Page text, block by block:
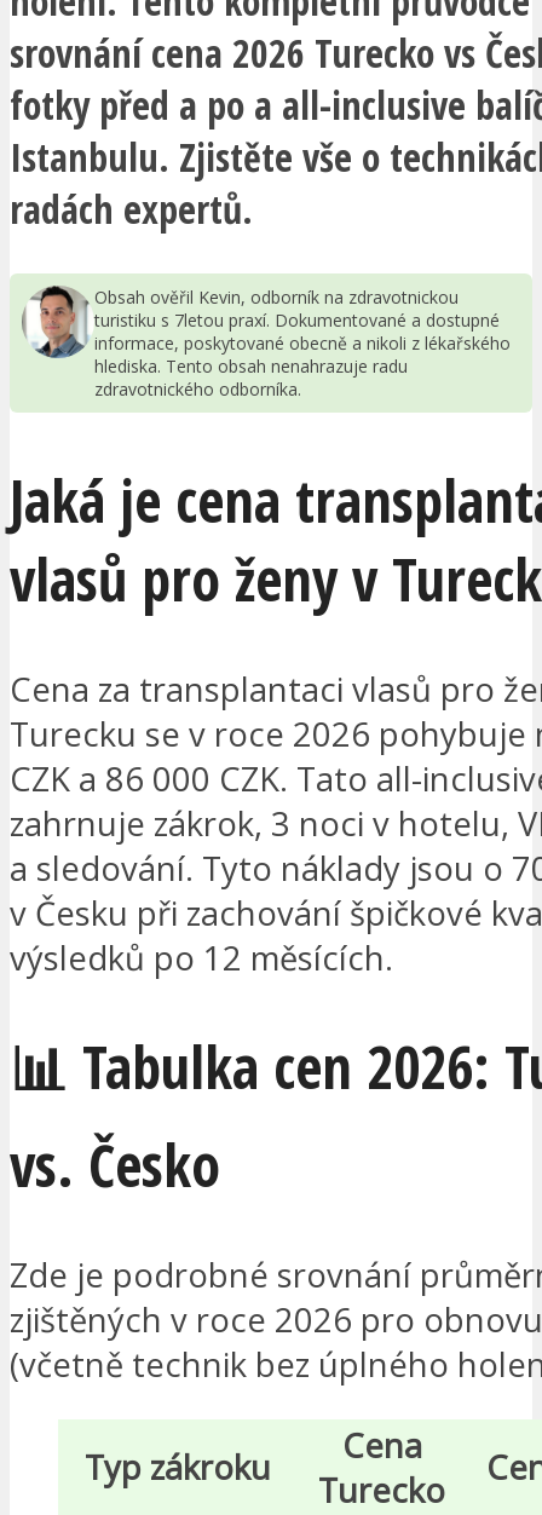
srovnání cena 2026 Turecko vs
fotky před a po a all-inclusive
Istanbulu. Zjistěte vše o
radách expertů.
Obsah ověřil Kevin, odborník na zdravotnickou
turistiku s 7letou praxí. Dokumentované a dostupné
informace, poskytované obecně a nikoli z lékařského
hlediska. Tento obsah nenahrazuje radu
zdravotnického odborníka.
Jaká je cena
vlasů pro ženy v
Cena za transplantaci vlasů pro
Turecku se v roce 2026 pohybuje
CZK a 86 000 CZK. Tato all-
zahrnuje zákrok, 3 noci v hotelu,
a sledování. Tyto náklady jsou o
v Česku při zachování špičkové
výsledků po 12 měsících.
📊 Tabulka cen 2026:
vs. Česko
Zde je podrobné srovnání
zjištěných v roce 2026 pro
(včetně technik bez úplného
Typ zákroku
Cena
Turecko